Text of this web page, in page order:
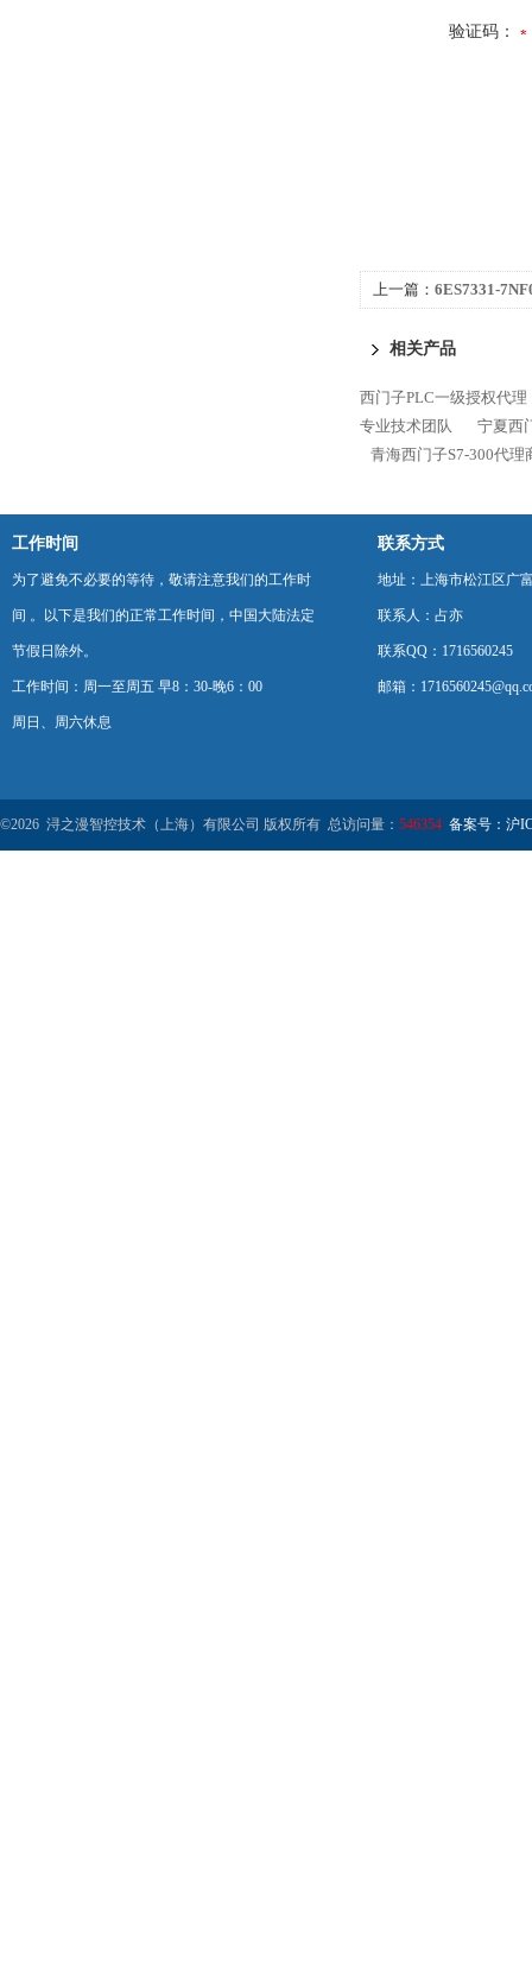
验证码：
上一篇： 6ES7331-
相关产品
西门子PLC一级授权代理
专业技术团队
宁夏西
青海西门子S7-300代理
工作时间
为了避免不必要的等待，敬请注意我们的工作时
间 。以下是我们的正常工作时间，中国大陆法定
节假日除外。
工作时间：周一至周五 早8：30-晚6：00
周日、周六休息
联系方式
地址：上海市松江区广
联系人：占亦
联系QQ：1716560245
邮箱：
©2026 浔之漫智控技术（上海）有限公司 版权所有 总访问量： 546354 备案号：沪